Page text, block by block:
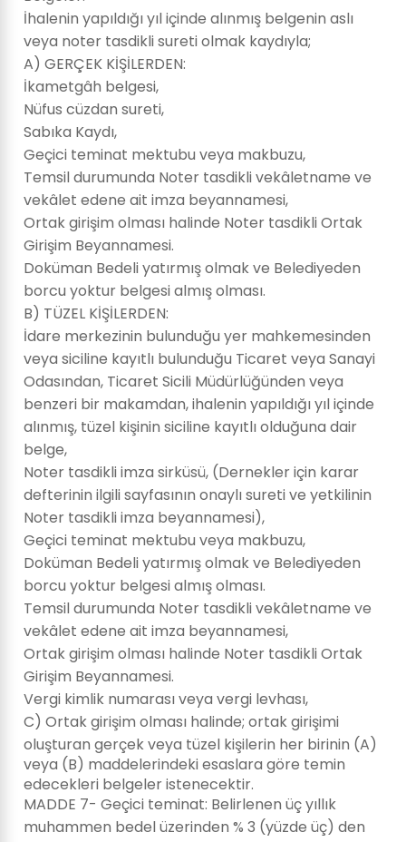
İhalenin yapıldığı yıl içinde alınmış belgenin aslı
veya noter tasdikli sureti olmak kaydıyla;
A) GERÇEK KİŞİLERDEN:
İkametgâh belgesi,
Nüfus cüzdan sureti,
Sabıka Kaydı,
Geçici teminat mektubu veya makbuzu,
Temsil durumunda Noter tasdikli vekâletname ve
vekâlet edene ait imza beyannamesi,
Ortak girişim olması halinde Noter tasdikli Ortak
Girişim Beyannamesi.
Doküman Bedeli yatırmış olmak ve Belediyeden
borcu yoktur belgesi almış olması.
B) TÜZEL KİŞİLERDEN:
İdare merkezinin bulunduğu yer mahkemesinden
veya siciline kayıtlı bulunduğu Ticaret veya Sanayi
Odasından, Ticaret Sicili Müdürlüğünden veya
benzeri bir makamdan, ihalenin yapıldığı yıl içinde
alınmış, tüzel kişinin siciline kayıtlı olduğuna dair
belge,
Noter tasdikli imza sirküsü, (Dernekler için karar
defterinin ilgili sayfasının onaylı sureti ve yetkilinin
Noter tasdikli imza beyannamesi),
Geçici teminat mektubu veya makbuzu,
Doküman Bedeli yatırmış olmak ve Belediyeden
borcu yoktur belgesi almış olması.
Temsil durumunda Noter tasdikli vekâletname ve
vekâlet edene ait imza beyannamesi,
Ortak girişim olması halinde Noter tasdikli Ortak
Girişim Beyannamesi.
Vergi kimlik numarası veya vergi levhası,
C) Ortak girişim olması halinde; ortak girişimi
oluşturan gerçek veya tüzel kişilerin her birinin (A)
veya (B) maddelerindeki esaslara göre temin
edecekleri belgeler istenecektir.
MADDE 7- Geçici teminat: Belirlenen üç yıllık
muhammen bedel üzerinden % 3 (yüzde üç) den